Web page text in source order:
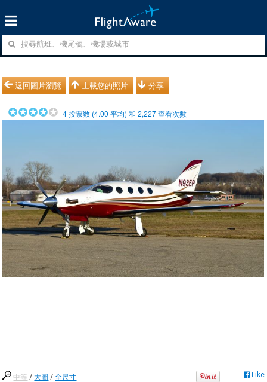
返回圖片瀏覽 上載您的照片 分享
4投票数 (4.00 平均) 和2,227查看次數
中等 /大圖 /全尺寸 Like